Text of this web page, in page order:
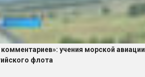
комментариев»: учения морской авиации
флота